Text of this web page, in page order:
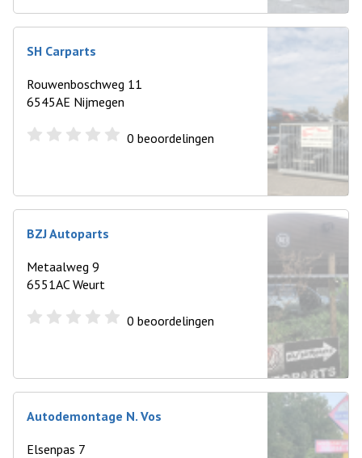
SH Carparts
Rouwenboschweg 11
6545AE Nijmegen
0 beoordelingen
BZJ Autoparts
Metaalweg 9
6551AC Weurt
0 beoordelingen
Autodemontage N. Vos
Elsenpas 7